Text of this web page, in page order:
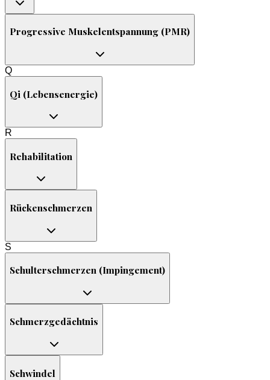
Progressive Muskelentspannung (PMR)
Q
Qi (Lebensenergie)
R
Rehabilitation
Rückenschmerzen
S
Schulterschmerzen (Impingement)
Schmerzgedächtnis
Schwindel